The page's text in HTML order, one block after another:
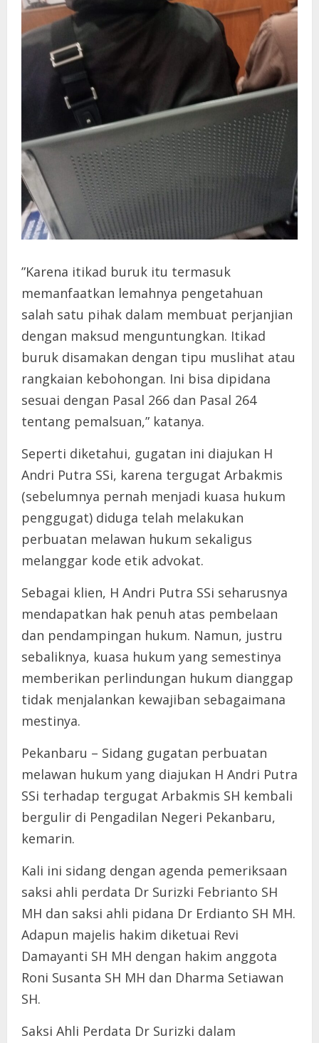
”Karena itikad buruk itu termasuk
memanfaatkan lemahnya pengetahuan
salah satu pihak dalam membuat perjanjian
dengan maksud menguntungkan. Itikad
buruk disamakan dengan tipu muslihat atau
rangkaian kebohongan. Ini bisa dipidana
sesuai dengan Pasal 266 dan Pasal 264
tentang pemalsuan,” katanya.
Seperti diketahui, gugatan ini diajukan H
Andri Putra SSi, karena tergugat Arbakmis
(sebelumnya pernah menjadi kuasa hukum
penggugat) diduga telah melakukan
perbuatan melawan hukum sekaligus
melanggar kode etik advokat.
Sebagai klien, H Andri Putra SSi seharusnya
mendapatkan hak penuh atas pembelaan
dan pendampingan hukum. Namun, justru
sebaliknya, kuasa hukum yang semestinya
memberikan perlindungan hukum dianggap
tidak menjalankan kewajiban sebagaimana
mestinya.
Pekanbaru – Sidang gugatan perbuatan
melawan hukum yang diajukan H Andri Putra
SSi terhadap tergugat Arbakmis SH kembali
bergulir di Pengadilan Negeri Pekanbaru,
kemarin.
Kali ini sidang dengan agenda pemeriksaan
saksi ahli perdata Dr Surizki Febrianto SH
MH dan saksi ahli pidana Dr Erdianto SH MH.
Adapun majelis hakim diketuai Revi
Damayanti SH MH dengan hakim anggota
Roni Susanta SH MH dan Dharma Setiawan
SH.
Saksi Ahli Perdata Dr Surizki dalam